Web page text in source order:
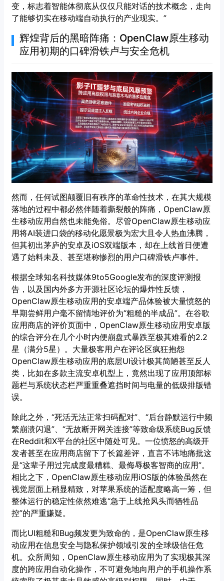
变，标志着智能体彻底从仅仅只能对话的技术概念，走向
了能够切实在移动端自动执行的产业现实。”
辉煌背后的黑暗阵痛：OpenClaw原生移动
应用初期的口碑滑铁卢与安全危机
然而，任何试图颠覆旧有秩序的革命性技术，在其大规模
落地的过程中都必然伴随着撕裂般的阵痛，OpenClaw原
生移动应用自然也未能免俗。尽管OpenClaw原生移动应
用将AI装进口袋的移动化愿景极为宏大且令人热血沸腾，
但其初出茅庐的安卓及iOS双端版本，却在上线首日便遭
遇了始料未及、甚至堪称惨烈的用户口碑滑铁卢事件。
根据全球知名科技媒体9to5Google发布的深度评测报
告，以及国内外多方开源社区论坛的爆炸性反馈，
OpenClaw原生移动应用的安卓端产品体验被大量愤怒的
早期尝鲜用户毫不留情地评价为“粗糙的半成品”。在谷歌
应用商店的评价页面中，OpenClaw原生移动应用安卓版
的综合评分在几个小时内便崩盘式暴跌至极其难看的2.2
星（满分5星）。大量极客用户在评论区疯狂抱怨
OpenClaw原生移动应用的底层UI设计极其简陋甚至反人
类，比如在多款主流安卓机型上，竟然出现了应用顶部标
题栏与系统状态栏严重重叠遮挡时间与电量的低级排版错
误。
除此之外，“死活无法正常扫码配对”、“后台静默运行中频
繁崩溃闪退”、“无故断开网关连接”等致命级系统Bug反馈
在Reddit和X平台的社区中随处可见。一位愤怒的高级开
发者甚至在应用商店留下了长篇差评，直言不讳地痛批这
是“这辈子用过完成度最糟糕、最侮辱极客智商的应用”。
相比之下，OpenClaw原生移动应用iOS版的体验虽然在
视觉层面上稍显精致，对苹果系统的适配度略高一筹，但
整体运行的稳定性依然难逃“急于上线抢风头而牺牲品
控”的严重嫌疑。
而比UI粗糙和Bug频发更为致命的，是OpenClaw原生移
动应用在信息安全与隐私保护领域引发的全球级信任危
机。众所周知，OpenClaw原生移动应用为了实现极其深
度的跨应用自动化操作，不可避免地向用户的手机操作系